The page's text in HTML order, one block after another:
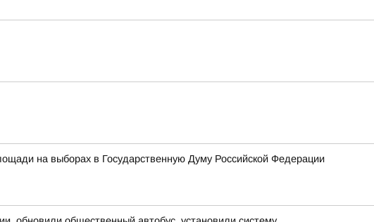
на выборах в Государственную Думу Российской Федерации